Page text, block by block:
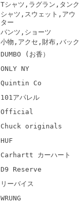
Tシャツ,ラグラン,タンク
シャツ,スウェット,アウ
ター
パンツ,ショーツ
小物,アクセ,財布,バック
DUMBO (お香）
ONLY NY
Quintin Co
101アパレル
Official
Chuck originals
HUF
Carhartt カーハート
D9 Reserve
リーバイス
WRUNG